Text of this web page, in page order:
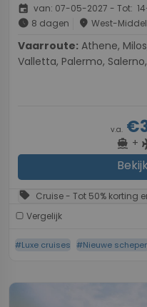
event van: 07-05-2027 - Tot:
schedule 8 dagen place West-
Vaarroute:
Valletta, Palermo,
v.a.
directions_boat +
sell Cruise - Tot 50% korting
Vergelijk
#Luxe cruises #Nieuwe